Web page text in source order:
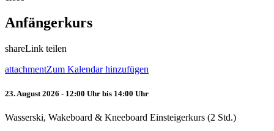
Anfängerkurs
shareLink teilen
attachmentZum Kalendar hinzufügen
23. August 2026 - 12:00 Uhr bis 14:00 Uhr
Wasserski, Wakeboard & Kneeboard Einsteigerkurs (2 Std.)